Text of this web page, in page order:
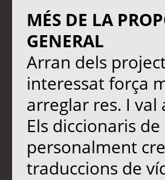
MÉS DE LA
GENERAL
Arran dels
interessat força
arreglar res. I
Els diccionaris
personalment
traduccions de